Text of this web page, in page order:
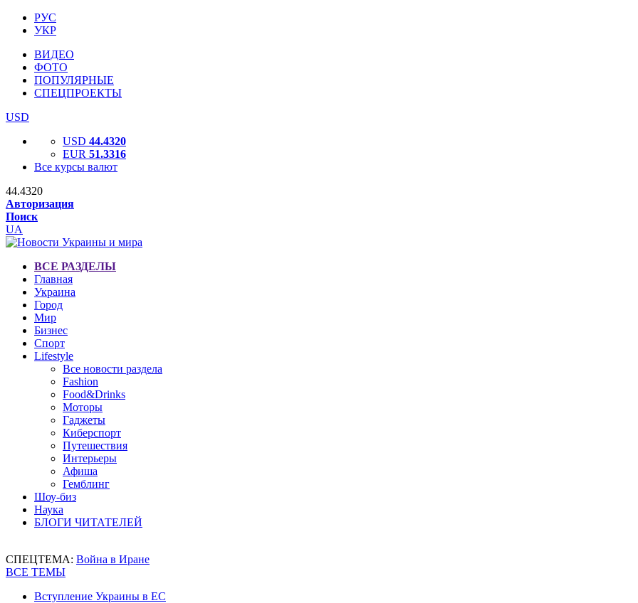
РУС
УКР
ВИДЕО
ФОТО
ПОПУЛЯРНЫЕ
СПЕЦПРОЕКТЫ
USD
USD 44.4320
EUR 51.3316
Все курсы валют
44.4320
Авторизация
Поиск
UA
ВСЕ РАЗДЕЛЫ
Главная
Украина
Город
Мир
Бизнес
Спорт
Lifestyle
Все новости раздела
Fashion
Food&Drinks
Моторы
Гаджеты
Киберспорт
Путешествия
Интерьеры
Афиша
Гемблинг
Шоу-биз
Наука
БЛОГИ ЧИТАТЕЛЕЙ
СПЕЦТЕМА: Война в Иране
ВСЕ ТЕМЫ
Вступление Украины в ЕС